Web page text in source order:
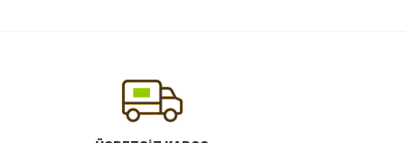
Ürün bilgilerinde hatalar bulunuyor.
Ürün fiyatı diğer sitelerden daha pahalı.